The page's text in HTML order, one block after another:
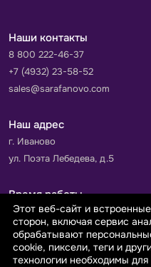
Наши контакты
8 800 222-46-37
+7 (4932) 23-58-52
sales@sarafanovo.com
Наш адрес
г. Иваново
ул. Поэта Лебедева, д.5
Время работы
Пн-Пт с 9.00 до 18.00
Сб-Вс: выходной
Принимаем к оплате
Этот веб-сайт и
сторон, включая сервис
обрабатывают
cookie, пиксели, теги и
технологии необходимы